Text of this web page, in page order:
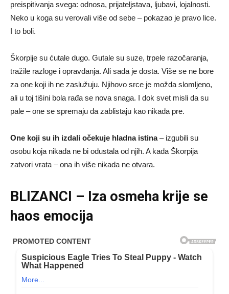
preispitivanja svega: odnosa, prijateljstava, ljubavi, lojalnosti.
Neko u koga su verovali više od sebe – pokazao je pravo lice.
I to boli.
Škorpije su ćutale dugo. Gutale su suze, trpele razočaranja,
tražile razloge i opravdanja. Ali sada je dosta. Više se ne bore
za one koji ih ne zaslužuju. Njihovo srce je možda slomljeno,
ali u toj tišini bola rađa se nova snaga. I dok svet misli da su
pale – one se spremaju da zablistaju kao nikada pre.
One koji su ih izdali očekuje hladna istina– izgubili su
osobu koja nikada ne bi odustala od njih. A kada Škorpija
zatvori vrata – ona ih više nikada ne otvara.
BLIZANCI – Iza osmeha krije se
haos emocija